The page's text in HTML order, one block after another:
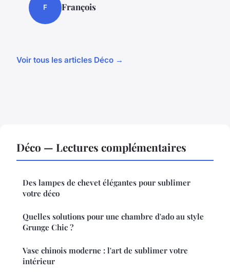
F François
Voir tous les articles Déco →
Déco — Lectures complémentaires
Des lampes de chevet élégantes pour sublimer
votre déco
Quelles solutions pour une chambre d'ado au style
Grunge Chic ?
Vase chinois moderne : l'art de sublimer votre
intérieur